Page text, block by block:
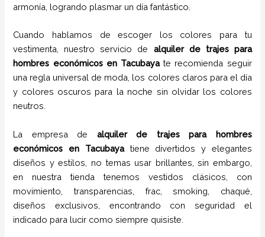
armonía, logrando plasmar un día fantástico.
Cuando hablamos de escoger los colores para tu
vestimenta, nuestro servicio de alquiler de trajes para
hombres económicos en Tacubayate recomienda seguir
una regla universal de moda, los colores claros para el día
y colores oscuros para la noche sin olvidar los colores
neutros.
La empresa de alquiler de trajes para hombres
económicos en
Tacubaya tiene
divertidos y elegantes
diseños y estilos,
no temas usar brillantes, sin embargo,
en nuestra tienda tenemos vestidos clásicos, con
movimiento, transparencias, frac, smoking, chaqué,
diseños exclusivos, encontrando con seguridad el
indicado para lucir como siempre quisiste.